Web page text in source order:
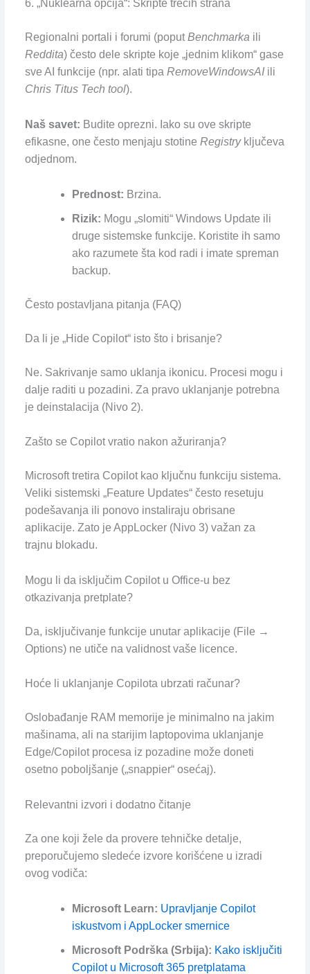
6. „Nuklearna opcija“: Skripte trećih strana
Regionalni portali i forumi (poputBenchmarka ili
Reddita) često dele skripte koje „jednim klikom“ gase
sve AI funkcije (npr. alati tipa RemoveWindowsAIili
Chris Titus Tech tool).
Naš savet: Budite oprezni. Iako su ove skripte
efikasne, one često menjaju stotine Registryključeva
odjednom.
Prednost: Brzina.
Rizik: Mogu „slomiti“ Windows Update ili
druge sistemske funkcije. Koristite ih samo
ako razumete šta kod radi i imate spreman
backup.
Često postavljana pitanja (FAQ)
Da li je „Hide Copilot“ isto što i brisanje?
Ne. Sakrivanje samo uklanja ikonicu. Procesi mogu i
dalje raditi u pozadini. Za pravo uklanjanje potrebna
je deinstalacija (Nivo 2).
Zašto se Copilot vratio nakon ažuriranja?
Microsoft tretira Copilot kao ključnu funkciju sistema.
Veliki sistemski „Feature Updates“ često resetuju
podešavanja ili ponovo instaliraju obrisane
aplikacije. Zato je AppLocker (Nivo 3) važan za
trajnu blokadu.
Mogu li da isključim Copilot u Office-u bez
otkazivanja pretplate?
Da, isključivanje funkcije unutar aplikacije (File →
Options) ne utiče na validnost vaše licence.
Hoće li uklanjanje Copilota ubrzati računar?
Oslobađanje RAM memorije je minimalno na jakim
mašinama, ali na starijim laptopovima uklanjanje
Edge/Copilot procesa iz pozadine može doneti
osetno poboljšanje („snappier“ osećaj).
Relevantni izvori i dodatno čitanje
Za one koji žele da provere tehničke detalje,
preporučujemo sledeće izvore korišćene u izradi
ovog vodiča:
Microsoft Learn: Upravljanje Copilot
iskustvom i AppLocker smernice
Microsoft Podrška (Srbija): Kako isključiti
Copilot u Microsoft 365 pretplatama